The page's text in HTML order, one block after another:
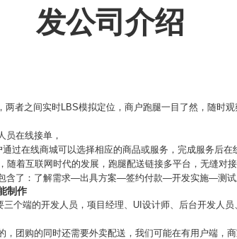
发公司介绍
者之间实时LBS模拟定位，商户跑腿一目了然，随时观
员在线接单，
过在线商城可以选择相应的商品或服务，完成服务后在
着互联网时代的发展，跑腿配送链接多平台，无缝对
含了：了解需求—出具方案—签约付款—开发实施—测
制作
个端的开发人员，项目经理、UI设计师、后台开发人
团购的同时还需要外卖配送，我们可能在有用户端，